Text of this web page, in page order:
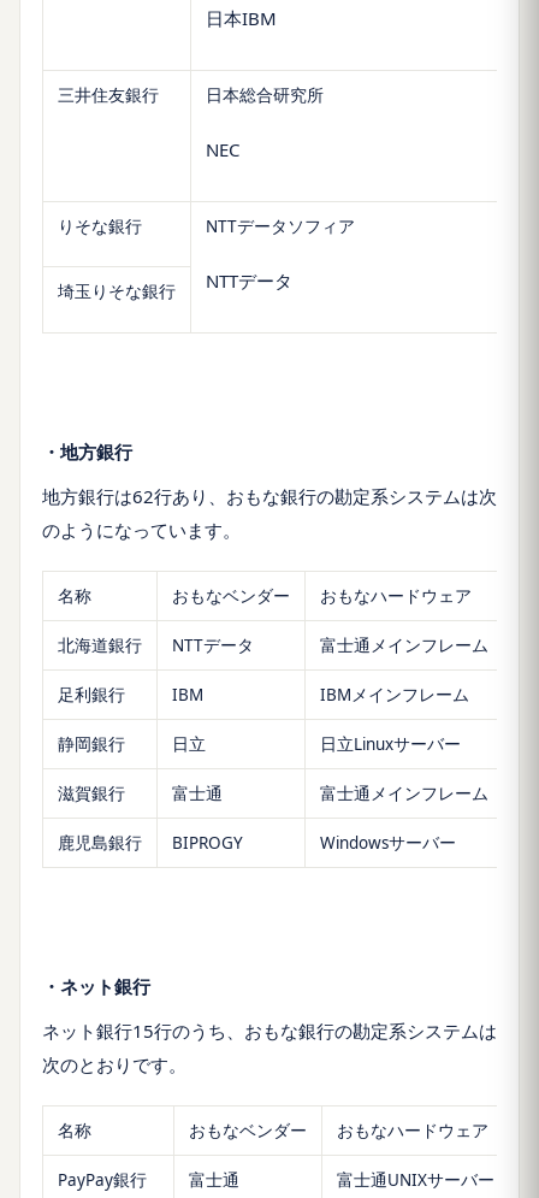
日本IBM
三井住友銀行 日本総合研究所
NEC
りそな銀行 NTTデータソフィア
NTTデータ
埼玉りそな銀行
・地方銀行
地方銀行は62行あり、おもな銀行の勘定系システムは次
のようになっています。
名称 おもなベンダー おもなハードウェア
北海道銀行 NTTデータ 富士通メインフレーム
足利銀行 IBM IBMメインフレーム
静岡銀行 日立 日立Linuxサーバー
滋賀銀行 富士通 富士通メインフレーム
鹿児島銀行 BIPROGY Windowsサーバー
・ネット銀行
ネット銀行15行のうち、おもな銀行の勘定系システムは
次のとおりです。
名称 おもなベンダー おもなハードウェア
PayPay銀行 富士通 富士通UNIXサーバー